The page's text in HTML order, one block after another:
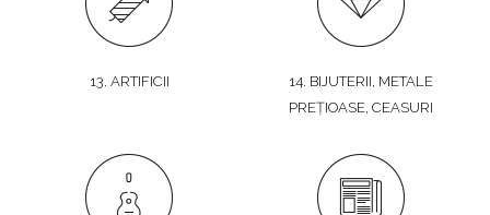
13. ARTIFICII
14. BIJUTERII, METALE
PREȚIOASE, CEASURI